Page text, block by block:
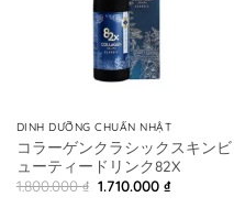
DINH DƯỠNG CHUẨN NHẬT
コラーゲンクラシックスキンビ
ューティードリンク82X
1.800.000₫ Original
1.710.000 ₫Current